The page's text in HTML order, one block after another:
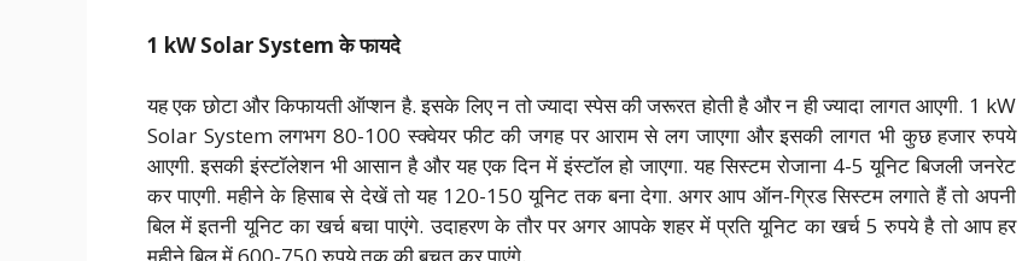
1 kW Solar System के फायदे
यह एक छोटा और किफायती ऑप्शन है. इसके लिए न तो ज्यादा स्पेस की जरूरत होती है और न ही ज्यादा लागत आएगी. 1 kW
Solar System लगभग 80-100 स्क्वेयर फीट की जगह पर आराम से लग जाएगा और इसकी लागत भी कुछ हजार रुपये
आएगी. इसकी इंस्टॉलेशन भी आसान है और यह एक दिन में इंस्टॉल हो जाएगा. यह सिस्टम रोजाना 4-5 यूनिट बिजली जनरेट
कर पाएगी. महीने के हिसाब से देखें तो यह 120-150 यूनिट तक बना देगा. अगर आप ऑन-ग्रिड सिस्टम लगाते हैं तो अपनी
बिल में इतनी यूनिट का खर्च बचा पाएंगे. उदाहरण के तौर पर अगर आपके शहर में प्रति यूनिट का खर्च 5 रुपये है तो आप हर